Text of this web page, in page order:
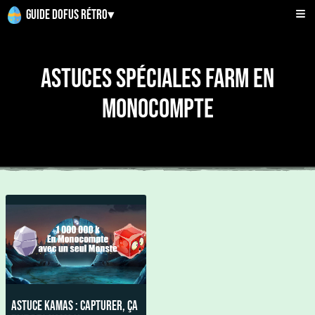
Guide Dofus Rétro▾
Astuces Spéciales Farm en
Monocompte
Astuce Kamas : Capturer, ça